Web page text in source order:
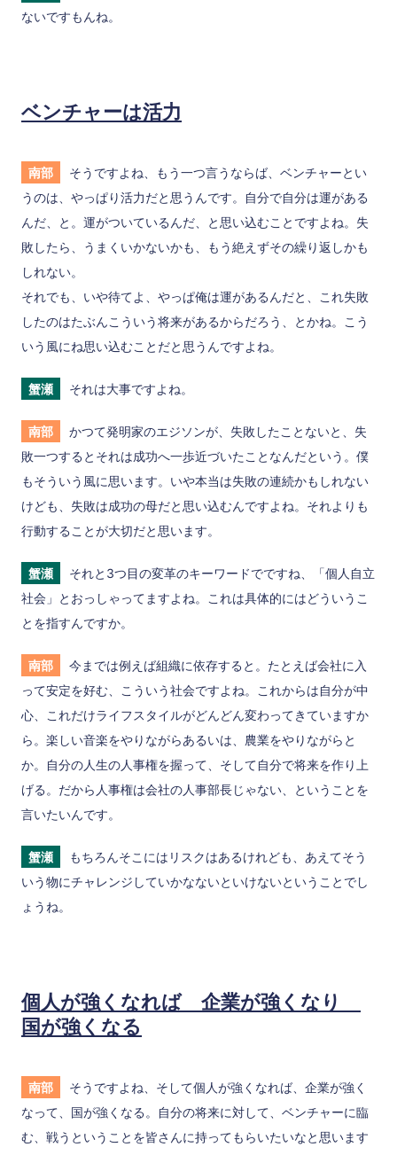
ないですもんね。
ベンチャーは活力
南部
そうですよね、もう一つ言うならば、ベンチャーとい
うのは、やっぱり活力だと思うんです。自分で自分は運がある
んだ、と。運がついているんだ、と思い込むことですよね。失
敗したら、うまくいかないかも、もう絶えずその繰り返しかも
しれない。
それでも、いや待てよ、やっぱ俺は運があるんだと、これ失敗
したのはたぶんこういう将来があるからだろう、とかね。こう
いう風にね思い込むことだと思うんですよね。
蟹瀬 それは大事ですよね。
南部
かつて発明家のエジソンが、失敗したことないと、失
敗一つするとそれは成功へ一歩近づいたことなんだという。僕
もそういう風に思います。いや本当は失敗の連続かもしれない
けども、失敗は成功の母だと思い込むんですよね。それよりも
行動することが大切だと思います。
蟹瀬
それと3つ目の変革のキーワードでですね、「個人自立
社会」とおっしゃってますよね。これは具体的にはどういうこ
とを指すんですか。
南部
今までは例えば組織に依存すると。たとえば会社に入
って安定を好む、こういう社会ですよね。これからは自分が中
心、これだけライフスタイルがどんどん変わってきていますか
ら。楽しい音楽をやりながらあるいは、農業をやりながらと
か。自分の人生の人事権を握って、そして自分で将来を作り上
げる。だから人事権は会社の人事部長じゃない、ということを
言いたいんです。
蟹瀬
もちろんそこにはリスクはあるけれども、あえてそう
いう物にチャレンジしていかなないといけないということでし
ょうね。
個人が強くなれば 企業が強くなり
国が強くなる
南部
そうですよね、そして個人が強くなれば、企業が強く
なって、国が強くなる。自分の将来に対して、ベンチャーに臨
む、戦うということを皆さんに持ってもらいたいなと思います